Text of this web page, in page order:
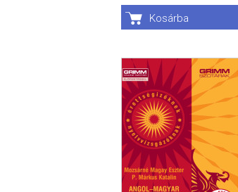
Kosárba